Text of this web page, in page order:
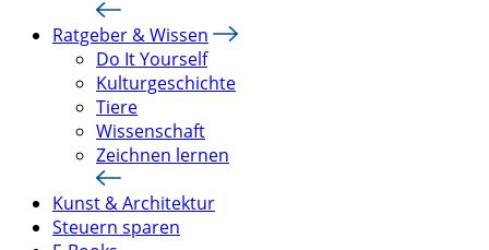
Ratgeber & Wissen
Do It Yourself
Kulturgeschichte
Tiere
Wissenschaft
Zeichnen lernen
Kunst & Architektur
Steuern sparen